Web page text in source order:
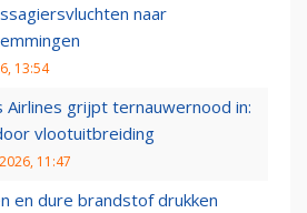
naar
13:54
Airlines grijpt ternauwernood in:
vlootuitbreiding
11:47
en dure brandstof drukken